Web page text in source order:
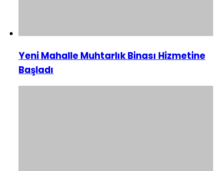
Yeni Mahalle Muhtarlık Binası Hizmetine
Başladı